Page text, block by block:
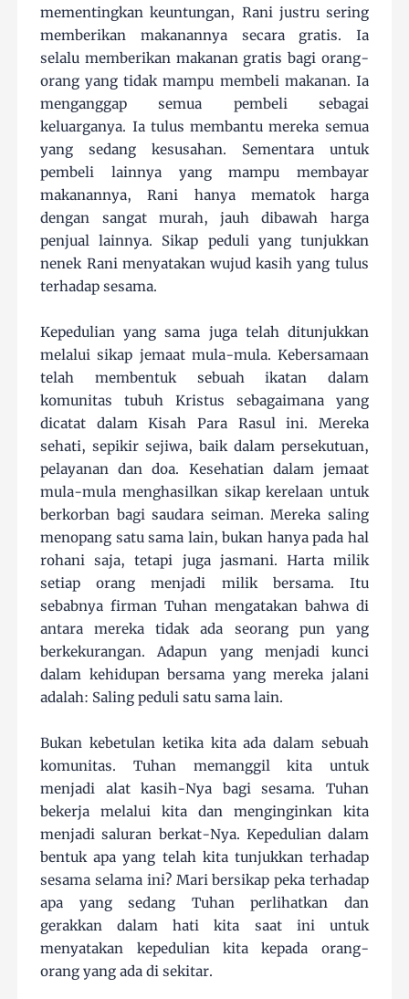
mementingkan keuntungan, Rani justru sering
memberikan makanannya secara gratis. Ia
selalu memberikan makanan gratis bagi orang-
orang yang tidak mampu membeli makanan. Ia
menganggap semua pembeli sebagai
keluarganya. Ia tulus membantu mereka semua
yang sedang kesusahan. Sementara untuk
pembeli lainnya yang mampu membayar
makanannya, Rani hanya mematok harga
dengan sangat murah, jauh dibawah harga
penjual lainnya. Sikap peduli yang tunjukkan
nenek Rani menyatakan wujud kasih yang tulus
terhadap sesama.
Kepedulian yang sama juga telah ditunjukkan
melalui sikap jemaat mula-mula. Kebersamaan
telah membentuk sebuah ikatan dalam
komunitas tubuh Kristus sebagaimana yang
dicatat dalam Kisah Para Rasul ini. Mereka
sehati, sepikir sejiwa, baik dalam persekutuan,
pelayanan dan doa. Kesehatian dalam jemaat
mula-mula menghasilkan sikap kerelaan untuk
berkorban bagi saudara seiman. Mereka saling
menopang satu sama lain, bukan hanya pada hal
rohani saja, tetapi juga jasmani. Harta milik
setiap orang menjadi milik bersama. Itu
sebabnya firman Tuhan mengatakan bahwa di
antara mereka tidak ada seorang pun yang
berkekurangan. Adapun yang menjadi kunci
dalam kehidupan bersama yang mereka jalani
adalah: Saling peduli satu sama lain.
Bukan kebetulan ketika kita ada dalam sebuah
komunitas. Tuhan memanggil kita untuk
menjadi alat kasih-Nya bagi sesama. Tuhan
bekerja melalui kita dan menginginkan kita
menjadi saluran berkat-Nya. Kepedulian dalam
bentuk apa yang telah kita tunjukkan terhadap
sesama selama ini? Mari bersikap peka terhadap
apa yang sedang Tuhan perlihatkan dan
gerakkan dalam hati kita saat ini untuk
menyatakan kepedulian kita kepada orang-
orang yang ada di sekitar.